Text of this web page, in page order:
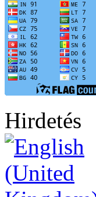
Hirdetés